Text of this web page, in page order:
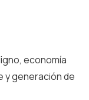
economía
y generación de